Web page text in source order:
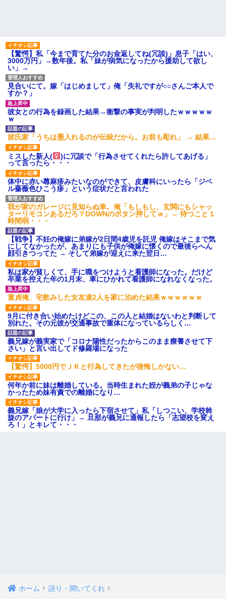
【驚愕】私「今まで育てた分のお金返してね(冗談)」息子「はい、
3000万円」→数年後。私「妹が病気になったから援助して欲し
い」→
見合いにて。嫁「はじめまして」俺「失礼ですが○○さんご本人で
すか？」
彼女との行為を録画した結果→衝撃の事実が判明したｗｗｗｗｗ
ｗ
彼氏家「うちは墨入れるのが伝統だから。お前も彫れ」 → 結果…
ミスした新人(
)に冗談で「行為させてくれたら許してあげる」
って言ったら・・・
体中に赤い蕁麻疹みたいなのができて、皮膚科にいったら「ジベ
ル薔薇色ひこう疹」という症状だと言われた
我が家のガレージに見知らぬ車。俺「もしもし、玄関にもシャッ
ターリモコンあるだろ？DOWNのボタン押してｗ」→ 待つこと１
時間弱・・・
【戦争】不妊の俺嫁に弟嫁が2日間4歳児を託児 俺嫁はそこまで気
にしてなかったが、あまりにも子供が俺嫁に懐くので最後らへん
顔引きつってた → そして弟嫁が迎えに来た翌日…
私は家が貧しくて、手に職をつけようと看護師になった。だけど
卒業を控えた年の1月末、車にひかれて看護師になれなくなった。
童貞俺、宅飲みした女友達2人を家に泊めた結果ｗｗｗｗｗｗ
9月に付き合い始めたけどこの、この人と結婚はないわと判断して
別れた。その元彼が交通事故で重体になっているらしく…
義兄嫁が義実家で「コロナ陽性だったからこのまま療養させて下
さい」と言い出してド修羅場になった
【驚愕】5000円でＪＫと行為してきたが後悔しかない…
何年か前に妹は離婚している。当時生まれた姪が義弟の子じゃな
かったため妹有責での離婚になり…
義兄嫁「娘が大学に入ったら下宿させて」私「しつこい、学校斡
旋のアパートに行け」→ 旦那が義兄に通報したら「志望校を変え
ろ！」とキレて・・・
ホーム 語り・聞いてくれ